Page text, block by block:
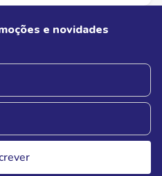
e novidades